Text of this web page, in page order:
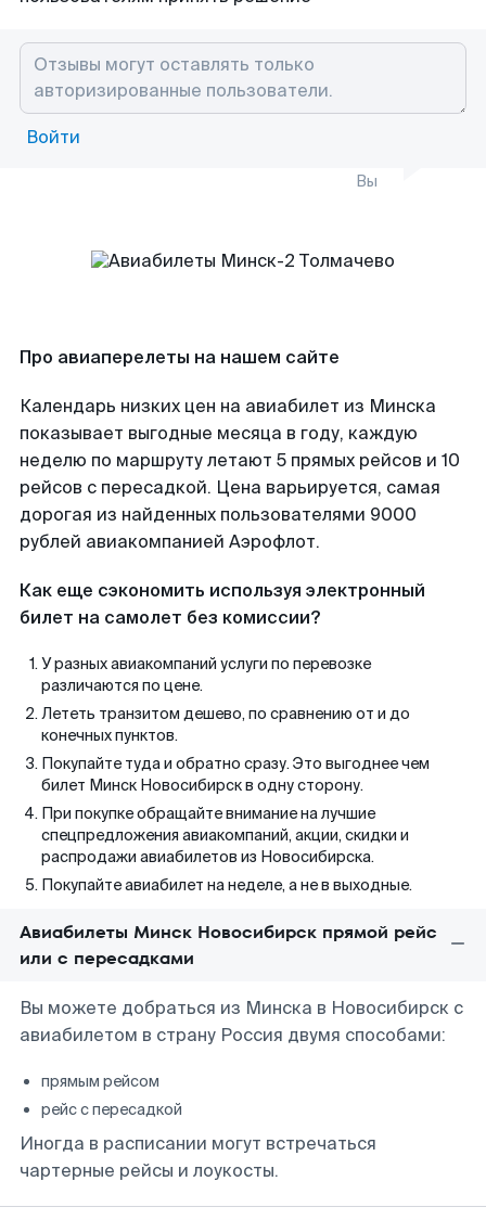
Войти
Вы
Про авиаперелеты на нашем сайте
Календарь низких цен на авиабилет из Минска
показывает выгодные месяца в году, каждую
неделю по маршруту летают 5 прямых рейсов и 10
рейсов с пересадкой. Цена варьируется, самая
дорогая из найденных пользователями 9000
рублей авиакомпанией Аэрофлот.
Как еще сэкономить используя электронный
билет на самолет без комиссии?
У разных авиакомпаний услуги по перевозке
различаются по цене.
Лететь транзитом дешево, по сравнению от и до
конечных пунктов.
Покупайте туда и обратно сразу. Это выгоднее чем
билет Минск Новосибирск в одну сторону.
При покупке обращайте внимание на лучшие
спецпредложения авиакомпаний, акции, скидки и
распродажи авиабилетов из Новосибирска.
Покупайте авиабилет на неделе, а не в выходные.
Авиабилеты Минск Новосибирск прямой рейс
или с пересадками
Вы можете добраться из Минска в Новосибирск с
авиабилетом в страну Россия двумя способами:
прямым рейсом
рейс с пересадкой
Иногда в расписании могут встречаться
чартерные рейсы и лоукосты.